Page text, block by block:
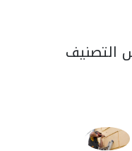
التصنيف